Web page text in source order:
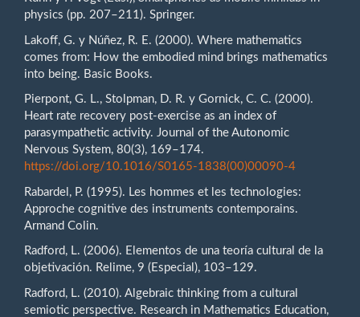
physics (pp. 207–211). Springer.
Lakoff, G. y Núñez, R. E. (2000). Where mathematics
comes from: How the embodied mind brings mathematics
into being. Basic Books.
Pierpont, G. L., Stolpman, D. R. y Gornick, C. C. (2000).
Heart rate recovery post-exercise as an index of
parasympathetic activity. Journal of the Autonomic
Nervous System, 80(3), 169–174.
https://doi.org/10.1016/S0165-1838(00)00090-4
Rabardel, P. (1995). Les hommes et les technologies:
Approche cognitive des instruments contemporains.
Armand Colin.
Radford, L. (2006). Elementos de una teoría cultural de la
objetivación. Relime, 9 (Especial), 103–129.
Radford, L. (2010). Algebraic thinking from a cultural
semiotic perspective. Research in Mathematics Education,